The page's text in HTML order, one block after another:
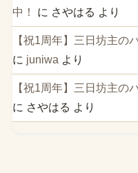
中！
に さやはる より
【祝1周年】三日坊主の
に juniwa より
【祝1周年】三日坊主の
に さやはる より